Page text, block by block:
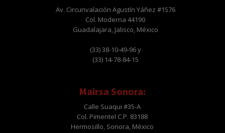
Av. Circunvalación Agustín Yáñez #1576
Col. Moderna 44190
Guadalajara, Jalisco, México
(33) 38-10-49-96 y
(33) 14-78-84-15
Mairsa Sonora:
Calle Suaqui #35-A
Col. Pimentel C.P. 83188
Hermosillo, Sonora, México